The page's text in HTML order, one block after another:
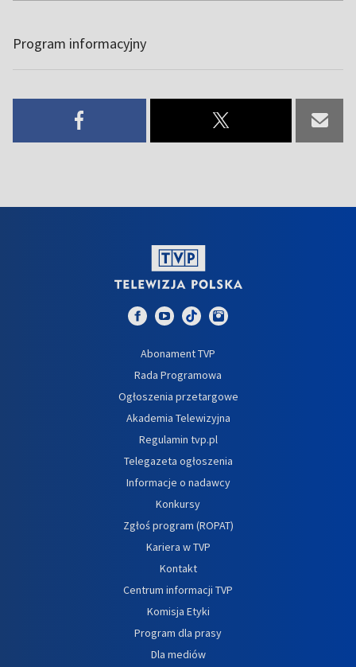
Program informacyjny
Abonament TVP
Rada Programowa
Ogłoszenia przetargowe
Akademia Telewizyjna
Regulamin tvp.pl
Telegazeta ogłoszenia
Informacje o nadawcy
Konkursy
Zgłoś program (ROPAT)
Kariera w TVP
Kontakt
Centrum informacji TVP
Komisja Etyki
Program dla prasy
Dla mediów